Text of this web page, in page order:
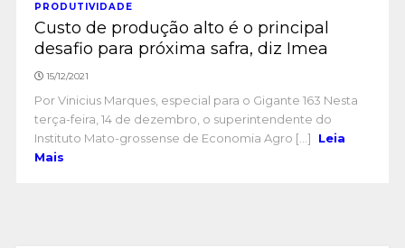
PRODUTIVIDADE
Custo de produção alto é o principal
desafio para próxima safra, diz Imea
15/12/2021
Por Vinicius Marques, especial para o Gigante 163 Nesta
terça-feira, 14 de dezembro, o superintendente do
Instituto Mato-grossense de Economia Agro [...]
Leia
Mais